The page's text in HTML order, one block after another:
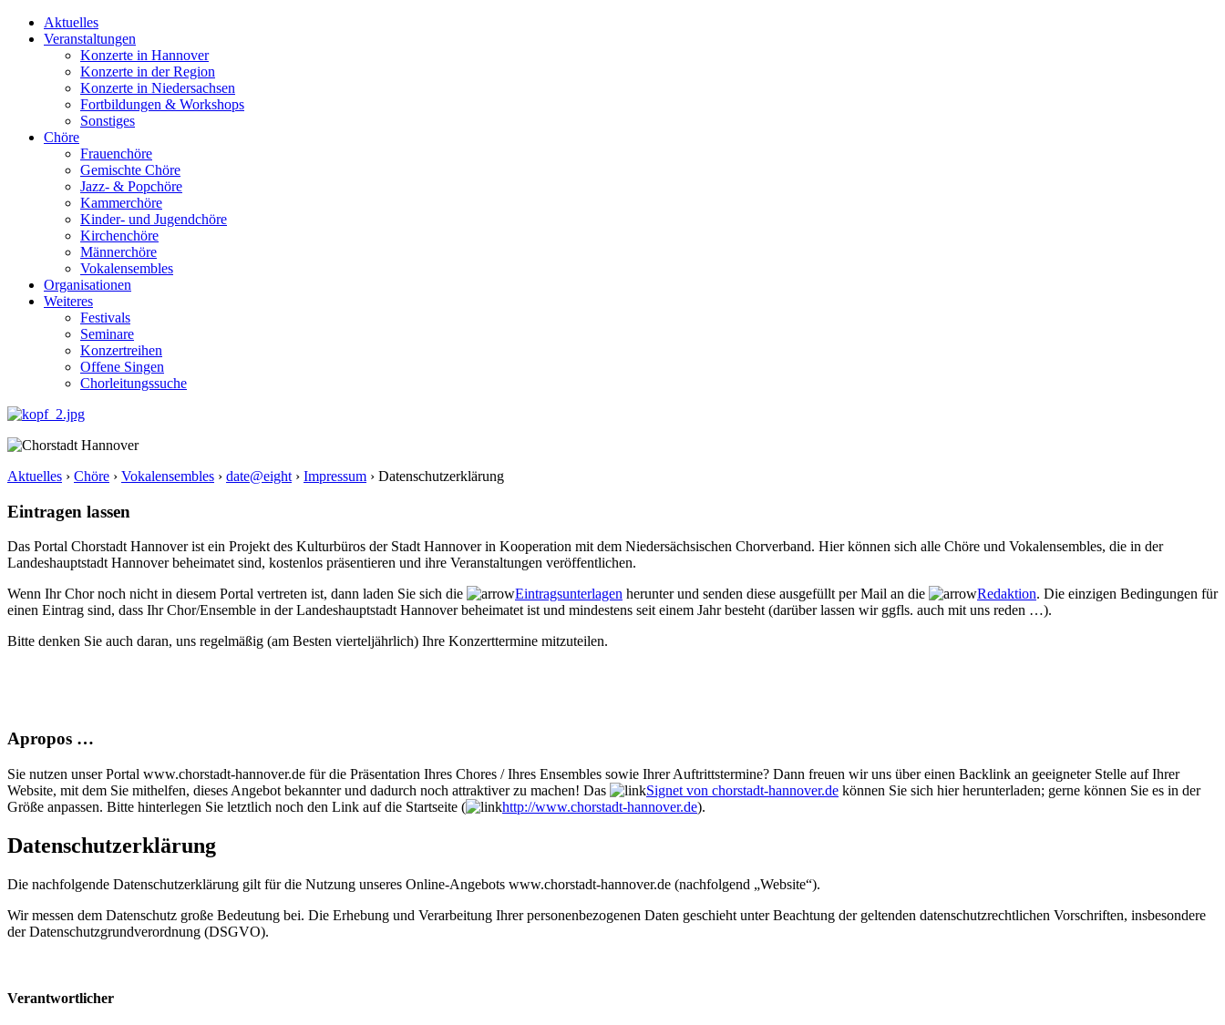
Aktuelles
Veranstaltungen
Konzerte in Hannover
Konzerte in der Region
Konzerte in Niedersachsen
Fortbildungen & Workshops
Sonstiges
Chöre
Frauenchöre
Gemischte Chöre
Jazz- & Popchöre
Kammerchöre
Kinder- und Jugendchöre
Kirchenchöre
Männerchöre
Vokalensembles
Organisationen
Weiteres
Festivals
Seminare
Konzertreihen
Offene Singen
Chorleitungssuche
Aktuelles › Chöre › Vokalensembles › date@eight › Impressum › Datenschutzerklärung
Eintragen lassen
Das Portal Chorstadt Hannover ist ein Projekt des Kulturbüros der Stadt Hannover in Kooperation mit dem Niedersächsischen Chorverband. Hier können sich alle Chöre und Vokalensembles, die in der
Landeshauptstadt Hannover beheimatet sind, kostenlos präsentieren und ihre Veranstaltungen veröffentlichen.
Wenn Ihr Chor noch nicht in diesem Portal vertreten ist, dann laden Sie sich die
Eintragsunterlagen herunter und senden diese ausgefüllt per Mail an die Redaktion. Die einzigen Bedingungen für
einen Eintrag sind, dass Ihr Chor/Ensemble in der Landeshauptstadt Hannover beheimatet ist und mindestens seit einem Jahr besteht (darüber lassen wir ggfls. auch mit uns reden …).
Bitte denken Sie auch daran, uns regelmäßig (am Besten vierteljährlich) Ihre Konzerttermine mitzuteilen.
Apropos …
Sie nutzen unser Portal www.chorstadt-hannover.de für die Präsentation Ihres Chores / Ihres Ensembles sowie Ihrer Auftrittstermine? Dann freuen wir uns über einen Backlink an geeigneter Stelle auf Ihrer
Website, mit dem Sie mithelfen, dieses Angebot bekannter und dadurch noch attraktiver zu machen! Das
Signet von chorstadt-hannover.de können Sie sich hier herunterladen; gerne können Sie es in der
Größe anpassen. Bitte hinterlegen Sie letztlich noch den Link auf die Startseite (
http://www.chorstadt-hannover.de).
Datenschutzerklärung
Die nachfolgende Datenschutzerklärung gilt für die Nutzung unseres Online-Angebots www.chorstadt-hannover.de (nachfolgend „Website“).
Wir messen dem Datenschutz große Bedeutung bei. Die Erhebung und Verarbeitung Ihrer personenbezogenen Daten geschieht unter Beachtung der geltenden datenschutzrechtlichen Vorschriften, insbesondere
der Datenschutzgrundverordnung (DSGVO).
Verantwortlicher